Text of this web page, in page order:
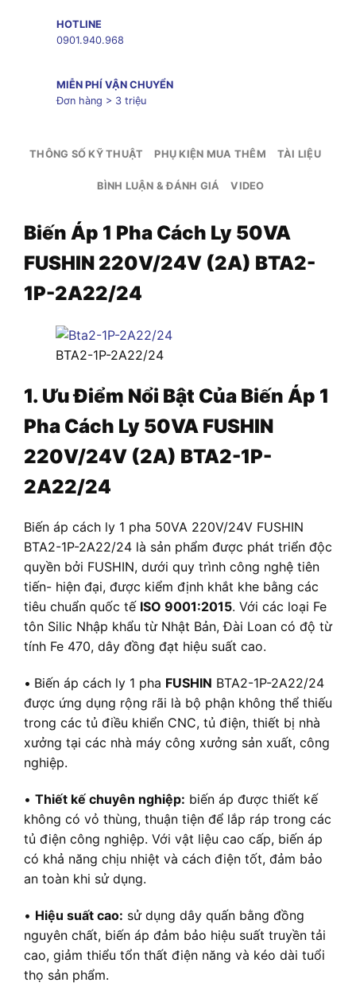
HOTLINE
0901.940.968
MIỄN PHÍ VẬN CHUYỂN
Đơn hàng > 3 triệu
THÔNG SỐ KỸ THUẬT PHỤ KIỆN MUA THÊM TÀI LIỆU
BÌNH LUẬN & ĐÁNH GIÁ VIDEO
Biến Áp 1 Pha Cách Ly 50VA
FUSHIN 220V/24V (2A) BTA2-
1P-2A22/24
BTA2-1P-2A22/24
1. Ưu Điểm Nổi Bật Của Biến Áp 1
Pha Cách Ly 50VA FUSHIN
220V/24V (2A) BTA2-1P-
2A22/24
Biến áp cách ly 1 pha 50VA 220V/24V FUSHIN
BTA2-1P-2A22/24 là sản phẩm được phát triển độc
quyền bởi FUSHIN, dưới quy trình công nghệ tiên
tiến- hiện đại, được kiểm định khắt khe bằng các
tiêu chuẩn quốc tế ISO 9001:2015. Với các loại Fe
tôn Silic Nhập khẩu từ Nhật Bản, Đài Loan có độ từ
tính Fe 470, dây đồng đạt hiệu suất cao.
• Biến áp cách ly 1 pha FUSHIN BTA2-1P-2A22/24
được ứng dụng rộng rãi là bộ phận không thể thiếu
trong các tủ điều khiển CNC, tủ điện, thiết bị nhà
xưởng tại các nhà máy công xưởng sản xuất, công
nghiệp.
• Thiết kế chuyên nghiệp: biến áp được thiết kế
không có vỏ thùng, thuận tiện để lắp ráp trong các
tủ điện công nghiệp. Với vật liệu cao cấp, biến áp
có khả năng chịu nhiệt và cách điện tốt, đảm bảo
an toàn khi sử dụng.
• Hiệu suất cao: sử dụng dây quấn bằng đồng
nguyên chất, biến áp đảm bảo hiệu suất truyền tải
cao, giảm thiểu tổn thất điện năng và kéo dài tuổi
thọ sản phẩm.